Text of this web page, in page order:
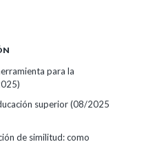
para la
superior(08/2025
de similitud: como